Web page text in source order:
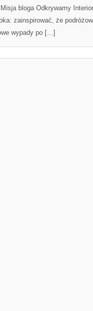
bloga Odkrywamy
zainspirować, że
wypady po […]